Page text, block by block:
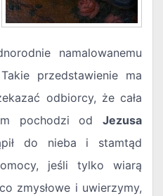
namalowanemu
przedstawienie ma
odbiorcy, że cała
pochodzi od Jezusa
do nieba i stamtąd
jeśli tylko wiarą
zmysłowe i uwierzymy,